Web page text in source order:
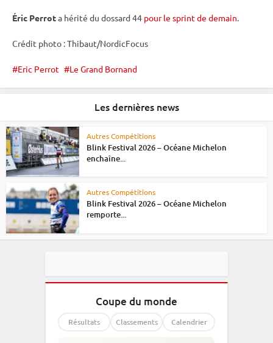
Éric Perrota hérité du dossard 44 pour le sprint de demain.
Crédit photo : Thibaut/NordicFocus
Eric Perrot Le Grand Bornand
Les dernières news
Autres Compétitions
Blink Festival 2026 – Océane Michelon
enchaîne...
Autres Compétitions
Blink Festival 2026 – Océane Michelon
remporte...
Coupe du monde
Résultats Classements Calendrier